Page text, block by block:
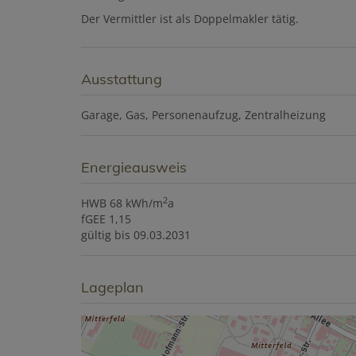
Der Vermittler ist als Doppelmakler tätig.
Ausstattung
Garage Gas Personenaufzug Zentralheizung
Energieausweis
HWB 68 kWh/m2a
fGEE 1,15
gültig bis 09.03.2031
Lageplan